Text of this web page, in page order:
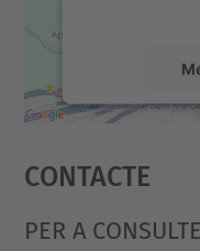
powered
Contacte
PER A